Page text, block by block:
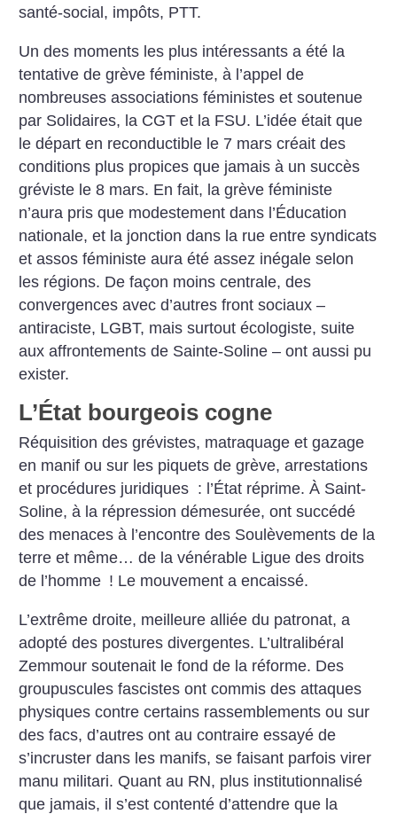
santé-social, impôts, PTT.
Un des moments les plus intéressants a été la
tentative de grève féministe, à l’appel de
nombreuses associations féministes et soutenue
par Solidaires, la CGT et la FSU. L’idée était que
le départ en reconductible le 7 mars créait des
conditions plus propices que jamais à un succès
gréviste le 8 mars. En fait, la grève féministe
n’aura pris que modestement dans l’Éducation
nationale, et la jonction dans la rue entre syndicats
et assos féministe aura été assez inégale selon
les régions. De façon moins centrale, des
convergences avec d’autres front sociaux –
antiraciste, LGBT, mais surtout écologiste, suite
aux affrontements de Sainte-Soline – ont aussi pu
exister.
L’État bourgeois cogne
Réquisition des grévistes, matraquage et gazage
en manif ou sur les piquets de grève, arrestations
et procédures juridiques : l’État réprime. À Saint-
Soline, à la répression démesurée, ont succédé
des menaces à l’encontre des Soulèvements de la
terre et même… de la vénérable Ligue des droits
de l’homme ! Le mouvement a encaissé.
L’extrême droite, meilleure alliée du patronat, a
adopté des postures divergentes. L’ultralibéral
Zemmour soutenait le fond de la réforme. Des
groupuscules fascistes ont commis des attaques
physiques contre certains rassemblements ou sur
des facs, d’autres ont au contraire essayé de
s’incruster dans les manifs, se faisant parfois virer
manu militari. Quant au RN, plus institutionnalisé
que jamais, il s’est contenté d’attendre que la